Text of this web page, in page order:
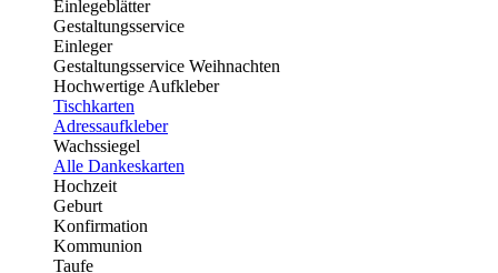
Einlegeblätter
Gestaltungsservice
Einleger
Gestaltungsservice Weihnachten
Hochwertige Aufkleber
Tischkarten
Adressaufkleber
Wachssiegel
Alle Dankeskarten
Hochzeit
Geburt
Konfirmation
Kommunion
Taufe